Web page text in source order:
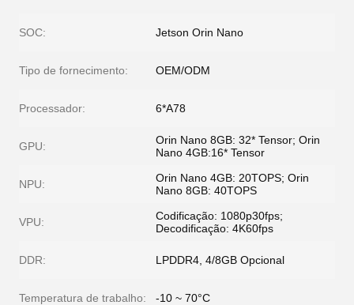
SOC: Jetson Orin Nano
Tipo de fornecimento: OEM/ODM
Processador: 6*A78
GPU:
Orin Nano 8GB: 32* Tensor; Orin
Nano 4GB:16* Tensor
NPU:
Orin Nano 4GB: 20TOPS; Orin
Nano 8GB: 40TOPS
VPU:
Codificação: 1080p30fps;
Decodificação: 4K60fps
DDR: LPDDR4, 4/8GB Opcional
Temperatura de trabalho: -10 ~ 70°C